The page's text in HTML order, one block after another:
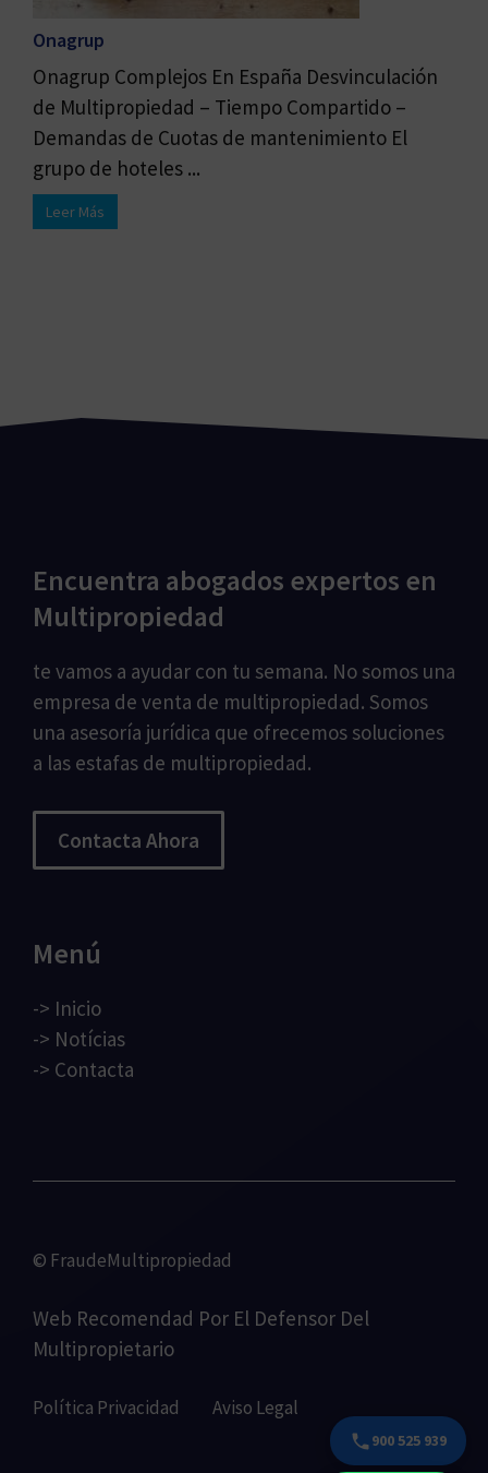
Onagrup
Onagrup Complejos En España Desvinculación
de Multipropiedad – Tiempo Compartido –
Demandas de Cuotas de mantenimiento El
grupo de hoteles ...
Leer Más
Encuentra abogados expertos en
Multipropiedad
te vamos a ayudar con tu semana. No somos una
empresa de venta de multipropiedad. Somos
una asesoría jurídica que ofrecemos soluciones
a las estafas de multipropiedad.
Contacta Ahora
Menú
-> Inicio
-> Notícias
-> Contacta
© FraudeMultipropiedad
Web Recomendad Por El Defensor Del
Multipropietario
Política Privacidad Aviso Legal
900 525 939